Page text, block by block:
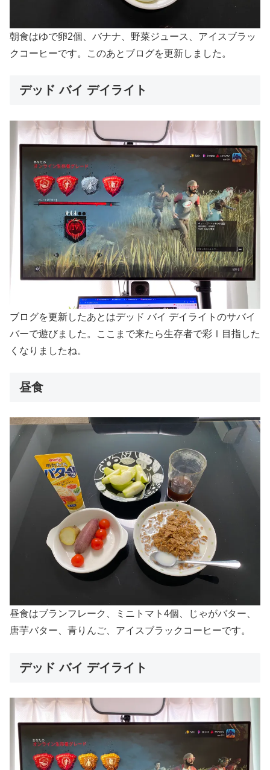
朝食はゆで卵2個、バナナ、野菜ジュース、アイスブラッ
クコーヒーです。このあとブログを更新しました。
デッド バイ デイライト
ブログを更新したあとはデッド バイ デイライトのサバイ
バーで遊びました。ここまで来たら生存者で彩Ⅰ目指した
くなりましたね。
昼食
昼食はブランフレーク、ミニトマト4個、じゃがバター、
唐芋バター、青りんご、アイスブラックコーヒーです。
デッド バイ デイライト